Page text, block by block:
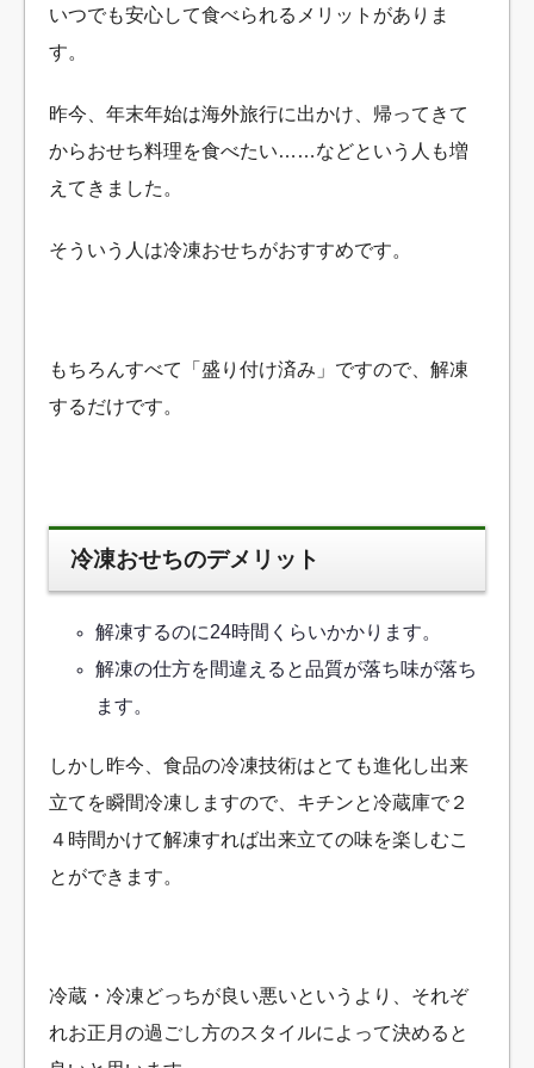
いつでも安心して食べられるメリットがありま
す。
昨今、年末年始は海外旅行に出かけ、帰ってきて
からおせち料理を食べたい……などという人も増
えてきました。
そういう人は冷凍おせちがおすすめです。
もちろんすべて「盛り付け済み」ですので、解凍
するだけです。
冷凍おせちのデメリット
解凍するのに24時間くらいかかります。
解凍の仕方を間違えると品質が落ち味が落ち
ます。
しかし昨今、食品の冷凍技術はとても進化し出来
立てを瞬間冷凍しますので、キチンと冷蔵庫で２
４時間かけて解凍すれば出来立ての味を楽しむこ
とができます。
冷蔵・冷凍どっちが良い悪いというより、それぞ
れお正月の過ごし方のスタイルによって決めると